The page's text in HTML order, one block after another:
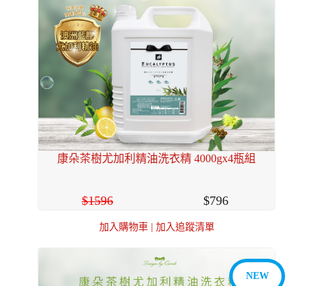
康朵茶樹尤加利精油洗衣精 4000gx4瓶組
1596 796
加入購物車 | 加入追蹤清單
NEW